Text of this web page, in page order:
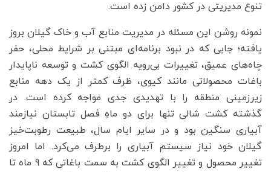
تنوع مدیریتی در کشور دامن زده است.
نمونه روشن این مسئله در مدیریت منابع آب و خاک گیلان بروز
یافته؛ جایی که در نبود برنامه‌ای مبتنی بر شرایط محلی، حفر
چاه‌های عمیق، تغییرات بی‌رویه الگوی کشت و توسعه ناپایدار
باغات محصولاتی مانند کیوی، ظرف کمتر از یک دهه منابع
زیرزمینی منطقه را با تهدیدی جدی مواجه کرده است. در
گذشته کشت شالی تنها برای دو ماهِ فصل تابستان نیازمند
آبیاری سنگین بود و در سایر ایام سال، طبیعت رطوبت‌خیز
گیلان خود نیاز سیستم آبیاری را برطرف می‌کرد. اما امروز
تغییر محصول و تغییر الگوی کشت به سمت باغاتی که 9 ماه تا